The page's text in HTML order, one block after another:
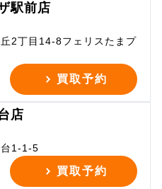
駅前店
2丁目14-8フェリスたまプ
買取予約
店
1-1-5
買取予約